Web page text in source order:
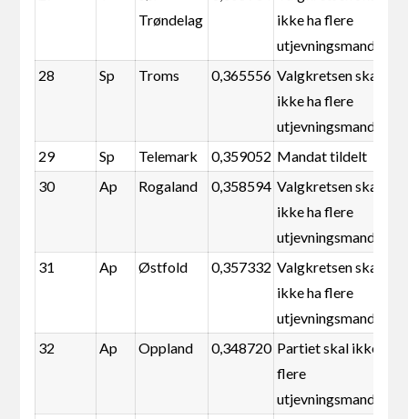
Trøndelag
ikke ha flere
utjevningsmandater
28
Sp Troms 0,365556 Valgkretsen skal
ikke ha flere
utjevningsmandater
29
Sp Telemark 0,359052 Mandat tildelt
30
Ap Rogaland 0,358594 Valgkretsen skal
ikke ha flere
utjevningsmandater
31
Ap Østfold 0,357332 Valgkretsen skal
ikke ha flere
utjevningsmandater
32
Ap Oppland 0,348720 Partiet skal ikke ha
flere
utjevningsmandater